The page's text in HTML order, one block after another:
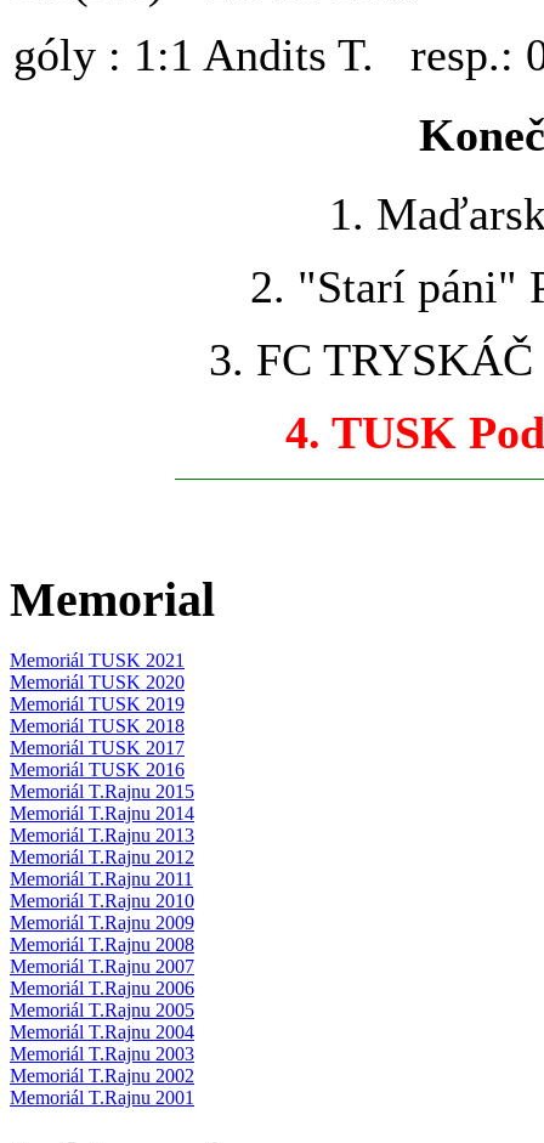
góly : 1:1 Andits T. resp.:
1.
2. "Starí páni"
3. FC
4. TUSK
Memorial
Memoriál TUSK 2021
Memoriál TUSK 2020
Memoriál TUSK 2019
Memoriál TUSK 2018
Memoriál TUSK 2017
Memoriál TUSK 2016
Memoriál T.Rajnu 2015
Memoriál T.Rajnu 2014
Memoriál T.Rajnu 2013
Memoriál T.Rajnu 2012
Memoriál T.Rajnu 2011
Memoriál T.Rajnu 2010
Memoriál T.Rajnu 2009
Memoriál T.Rajnu 2008
Memoriál T.Rajnu 2007
Memoriál T.Rajnu 2006
Memoriál T.Rajnu 2005
Memoriál T.Rajnu 2004
Memoriál T.Rajnu 2003
Memoriál T.Rajnu 2002
Memoriál T.Rajnu 2001